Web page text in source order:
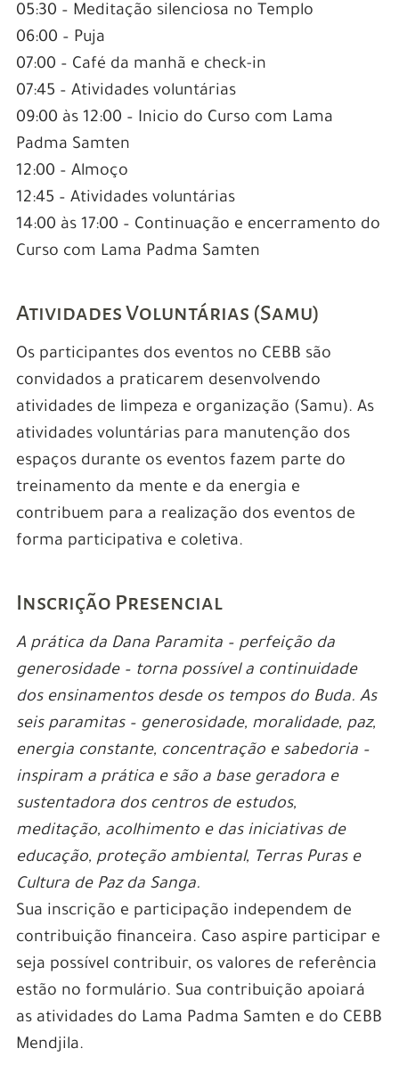
05:30 – Meditação silenciosa no Templo
06:00 – Puja
07:00 – Café da manhã e check-in
07:45 – Atividades voluntárias
09:00 às 12:00 – Inicio do Curso com Lama
Padma Samten
12:00 – Almoço
12:45 – Atividades voluntárias
14:00 às 17:00 – Continuação e encerramento do
Curso com Lama Padma Samtenㅤ
Atividades Voluntárias (Samu)
Os participantes dos eventos no CEBB são
convidados a praticarem desenvolvendo
atividades de limpeza e organização (Samu). As
atividades voluntárias para manutenção dos
espaços durante os eventos fazem parte do
treinamento da mente e da energia e
contribuem para a realização dos eventos de
forma participativa e coletiva.
Inscrição Presencial
A prática da Dana Paramita – perfeição da
generosidade – torna possível a continuidade
dos ensinamentos desde os tempos do Buda. As
seis paramitas – generosidade, moralidade, paz,
energia constante, concentração e sabedoria –
inspiram a prática e são a base geradora e
sustentadora dos centros de estudos,
meditação, acolhimento e das iniciativas de
educação, proteção ambiental, Terras Puras e
Cultura de Paz da Sanga.
Sua inscrição e participação independem de
contribuição financeira. Caso aspire participar e
seja possível contribuir, os valores de referência
estão no formulário. Sua contribuição apoiará
as atividades do Lama Padma Samten e do CEBB
Mendjila.